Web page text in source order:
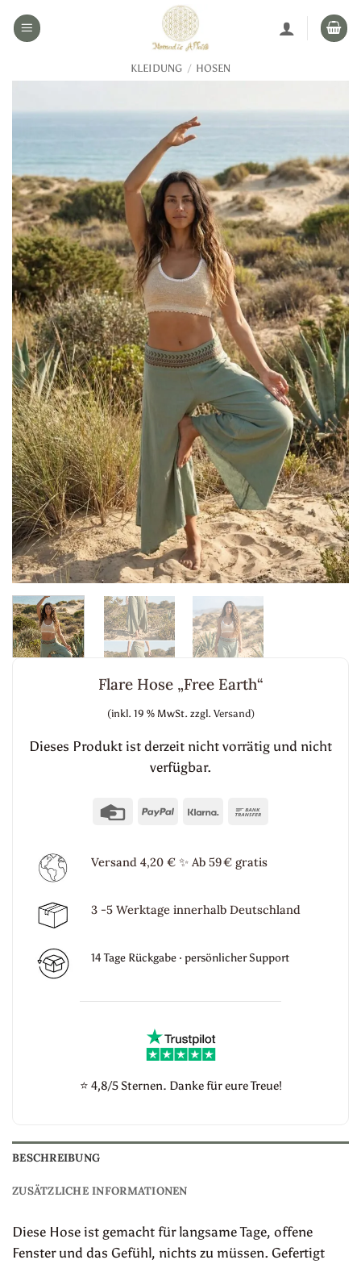
Inhalt
KLEIDUNG / HOSEN
Flare Hose „Free Earth“
(inkl. 19 % MwSt. zzgl. Versand)
Dieses Produkt ist derzeit nicht vorrätig und nicht
verfügbar.
Credit PayPal Klarna
Versand 4,20 € ✨Ab 59 € gratis
3 -5 Werktage innerhalb Deutschland
14 Tage Rückgabe · persönlicher Support
⭐ 4,8/5 Sternen. Danke für eure Treue!
BESCHREIBUNG
ZUSÄTZLICHE INFORMATIONEN
Diese Hose ist gemacht für langsame Tage, offene
Fenster und das Gefühl, nichts zu müssen. Gefertigt